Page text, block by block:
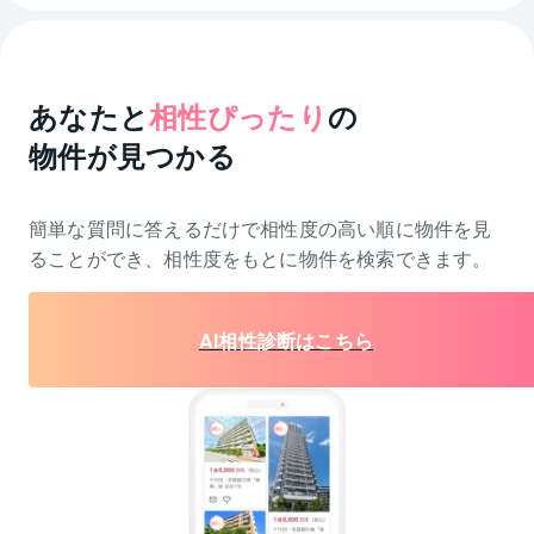
あなたと相性ぴったり の
物件が見つかる
簡単な質問に答えるだけで相性度の高い順に物件を 見
ることができ、相性度をもとに物件を検索できます。
AI相性診断はこちら